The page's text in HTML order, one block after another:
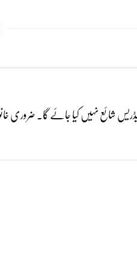
شائع نہیں کیا جائے گا۔ ضروری